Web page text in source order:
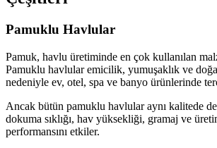
Pamuklu Havlular
Pamuk, havlu üretiminde en çok kullanılan
Pamuklu havlular emicilik, yumuşaklık ve
nedeniyle ev, otel, spa ve banyo ürünlerinde
Ancak bütün pamuklu havlular aynı kalitede
dokuma sıklığı, hav yüksekliği, gramaj ve
performansını etkiler.